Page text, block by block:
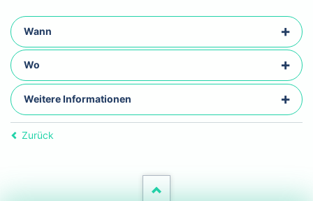
Wann
Wo
Weitere Informationen
Zurück